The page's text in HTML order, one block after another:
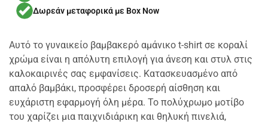
Δωρεάν μεταφορικά με Box Now
Αυτό το γυναικείο βαμβακερό αμάνικο t-shirt σε κοραλί
χρώμα είναι η απόλυτη επιλογή για άνεση και στυλ στις
καλοκαιρινές σας εμφανίσεις. Κατασκευασμένο από
απαλό βαμβάκι, προσφέρει δροσερή αίσθηση και
ευχάριστη εφαρμογή όλη μέρα. Το πολύχρωμο μοτίβο
του χαρίζει μια παιχνιδιάρικη και θηλυκή πινελιά,